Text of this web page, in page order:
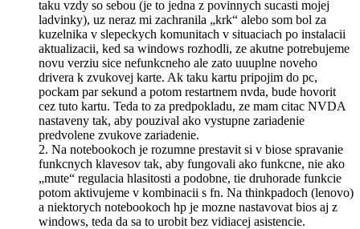
taku vzdy so sebou (je to jedna z povinnych sucasti mojej
ladvinky), uz neraz mi zachranila „krk“ alebo som bol za
kuzelnika v slepeckych komunitach v situaciach po instalacii
aktualizacii, ked sa windows rozhodli, ze akutne potrebujeme
novu verziu sice nefunkcneho ale zato uuuplne noveho
drivera k zvukovej karte. Ak taku kartu pripojim do pc,
pockam par sekund a potom restartnem nvda, bude hovorit
cez tuto kartu. Teda to za predpokladu, ze mam citac NVDA
nastaveny tak, aby pouzival ako vystupne zariadenie
predvolene zvukove zariadenie.
2. Na notebookoch je rozumne prestavit si v biose spravanie
funkcnych klavesov tak, aby fungovali ako funkcne, nie ako
„mute“ regulacia hlasitosti a podobne, tie druhorade funkcie
potom aktivujeme v kombinacii s fn. Na thinkpadoch (lenovo)
a niektorych notebookoch hp je mozne nastavovat bios aj z
windows, teda da sa to urobit bez vidiacej asistencie.